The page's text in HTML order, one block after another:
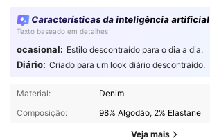
Características da inteligência artificial
Texto baseado em detalhes
ocasional: Estilo descontraído para o dia a dia.
Diário: Criado para um look diário descontraído.
Material:
Denim
Composição:
98% Algodão, 2% Elastane
Veja mais